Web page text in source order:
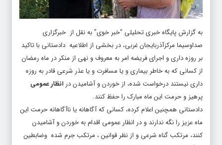
به گزارش پایگاه خبری تحلیلی “خبر خوی” به نقل از خبرگزاری
صداوسیما مرکزآذربایجان غربی، در بخشی از اطلاعیه دادستانی با تاکید
بر روزه داری و اجرای فریضه امر به معروف و نهی از منکر در ماه رمضان
از کسانی که به خاطر بیماری و یا مسافرت و یا عذر شرعی قادر به روزه
داری نیستند درخواست شده، از خوردن و آشامیدن درانظار عمومی
پرهیز و حرمت این ماه مبارک را حفظ کنند.
دادستانی همچنین اعلام کرده، کسانی که آگاهانه یا ناآگاهانه حرمت این
ماه عزیز را نگه ندارند و در انظار عمومی اقدام به خوردن و آشامیدن
کنند، مرتکب گناه شرعی و از نظر قوانین ، مرتکب جرم شده وضابطین